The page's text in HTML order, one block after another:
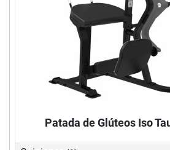
Patada de Glúteos Iso